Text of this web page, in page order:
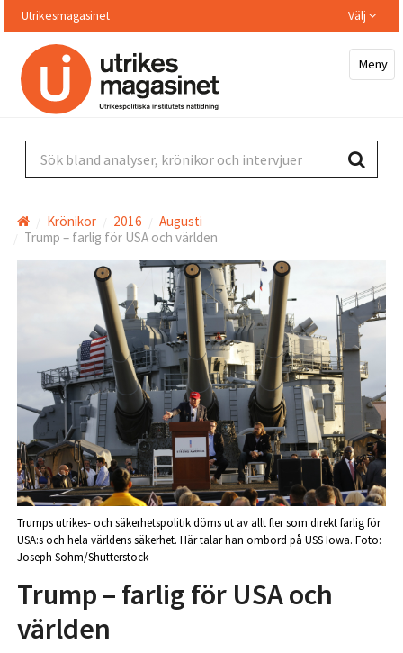
Hoppa
huvudinnehållet
Utrikesmagasinet Välj
Meny
Krönikor 2016
Augusti
Trump – farlig för USA och världen
Trumps utrikes- och säkerhetspolitik döms ut av allt fler som direkt farlig för
USA:s och hela världens säkerhet. Här talar han ombord på USS Iowa. Foto:
Joseph Sohm/Shutterstock
Trump – farlig för USA och
världen